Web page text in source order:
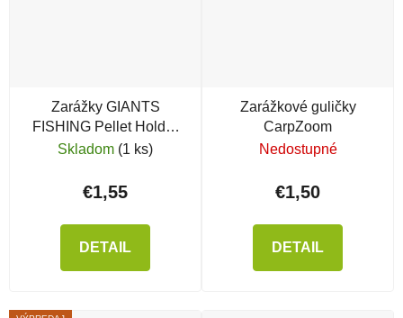
Zarážky GIANTS
FISHING Pellet Holder
Clear
Skladom (1 ks)
€1,55
DETAIL
Zarážkové guličky
CarpZoom
Nedostupné
€1,50
DETAIL